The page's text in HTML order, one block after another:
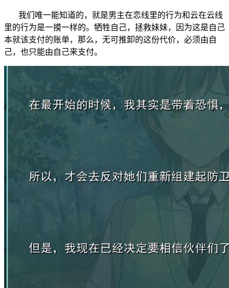
我们唯一能知道的，就是男主在恋线里的行为和云在云线
里的行为是一摸一样的。牺牲自己，拯救妹妹，因为这是自己
本就该支付的账单，那么，无可推卸的这份代价，必须由自
己，也只能由自己来支付。